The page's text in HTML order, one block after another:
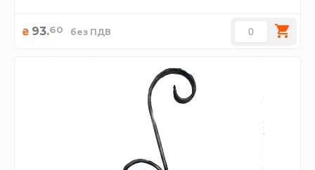
₴ 93.60 без ПДВ